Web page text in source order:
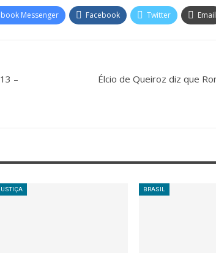
Messenger Facebook Twitter Email
–
Élcio de Queiroz diz que
BRASIL